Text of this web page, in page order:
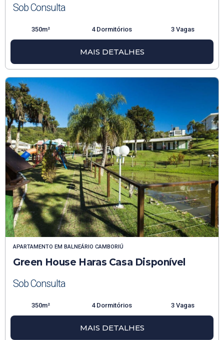
Sob Consulta
350m² 4 Dormitórios 3 Vagas
MAIS DETALHES
APARTAMENTO EM BALNEÁRIO CAMBORIÚ
Green House Haras Casa Disponível
Sob Consulta
350m² 4 Dormitórios 3 Vagas
MAIS DETALHES